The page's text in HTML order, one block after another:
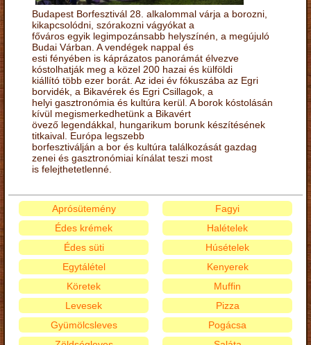
Budapest Borfesztivál 28. alkalommal várja a borozni,
kikapcsolódni, szórakozni vágyókat a
főváros egyik legimpozánsabb helyszínén, a megújuló
Budai Várban. A vendégek nappal és
esti fényében is káprázatos panorámát élvezve
kóstolhatják meg a közel 200 hazai és külföldi
kiállító több ezer borát. Az idei év fókuszába az Egri
borvidék, a Bikavérek és Egri Csillagok, a
helyi gasztronómia és kultúra kerül. A borok kóstolásán
kívül megismerkedhetünk a Bikavért
övező legendákkal, hungarikum borunk készítésének
titkaival. Európa legszebb
borfesztiválján a bor és kultúra találkozását gazdag
zenei és gasztronómiai kínálat teszi most
is felejthetetlenné.
Aprósütemény
Édes krémek
Édes süti
Egytálétel
Fagyi
Halételek
Húsételek
Kenyerek
Köretek
Levesek
Gyümölcsleves
Muffin
Pizza
Pogácsa